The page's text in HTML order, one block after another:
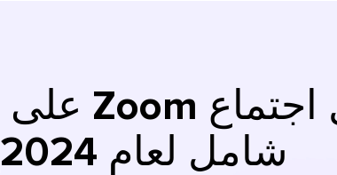
شامل لعام 2024]